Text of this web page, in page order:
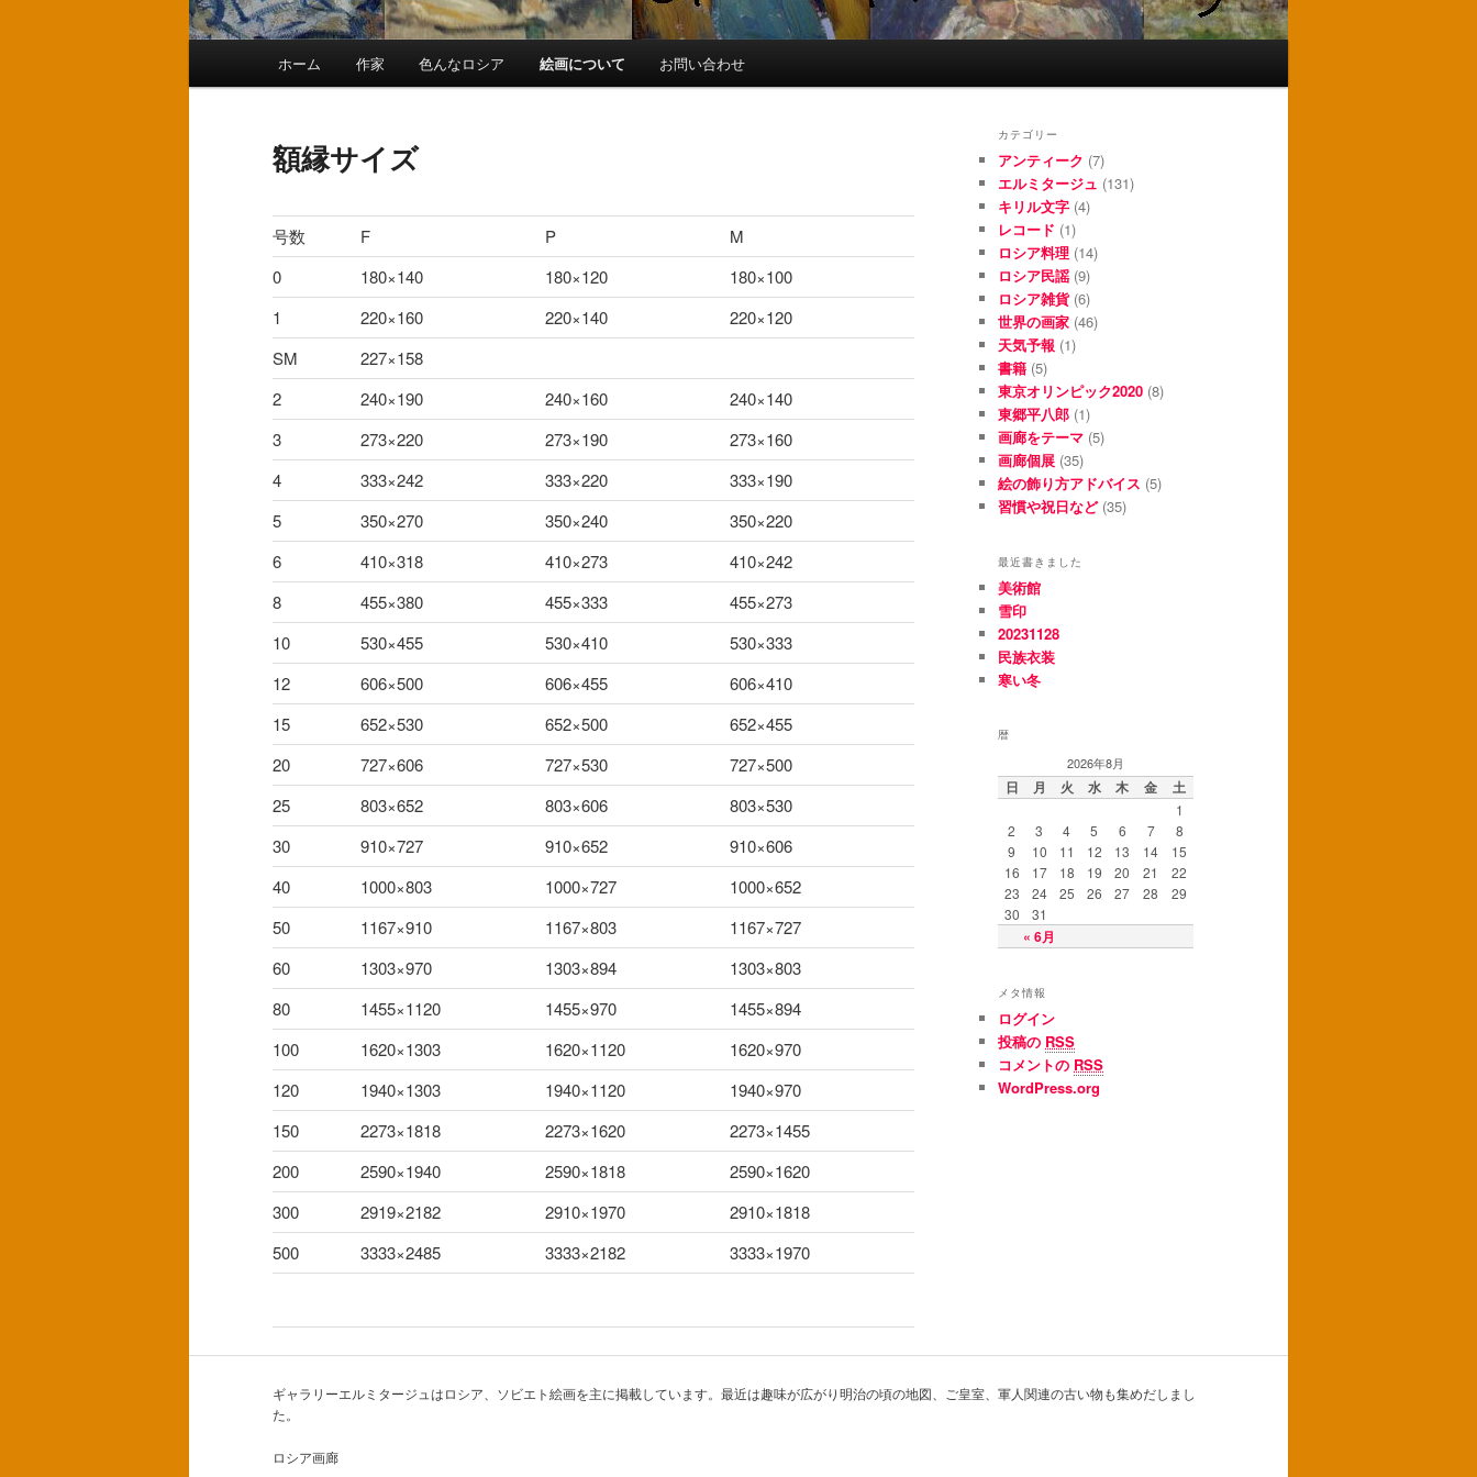
メ
ン
コ
テ
へ
ホーム 作家 色んなロシア 絵画について お問い合わせ
額縁サイズ
号数 F P
M
0
180×140 180×120
180×100
1
220×160 220×140
220×120
SM
227×158
2
240×190 240×160
240×140
3
273×220 273×190
273×160
4
333×242 333×220
333×190
5
350×270 350×240
350×220
6
410×318 410×273
410×242
8
455×380 455×333
455×273
10
530×455 530×410
530×333
12
606×500 606×455
606×410
15
652×530 652×500
652×455
20
727×606 727×530
727×500
25
803×652 803×606
803×530
30
910×727 910×652
910×606
40
1000×803 1000×727
1000×652
50
1167×910 1167×803
1167×727
60
1303×970 1303×894
1303×803
80
1455×1120 1455×970
1455×894
100
1620×1303 1620×1120
1620×970
120
1940×1303 1940×1120
1940×970
150
2273×1818 2273×1620
2273×1455
200
2590×1940 2590×1818
2590×1620
300
2919×2182 2910×1970
2910×1818
500
3333×2485 3333×2182 3333×1970
カテゴリー
アンティーク (7)
エルミタージュ (131)
キリル文字 (4)
レコード (1)
ロシア料理 (14)
ロシア民謡 (9)
ロシア雑貨(6)
世界の画家 (46)
天気予報 (1)
書籍 (5)
東京オリンピック2020 (8)
東郷平八郎 (1)
画廊をテーマ (5)
画廊個展 (35)
絵の飾り方アドバイス (5)
習慣や祝日など(35)
最近書きました
美術館
雪印
20231128
民族衣装
寒い冬
暦
2026年8月
日 月 火 水 木 金 土
« 6月
1
2
3 4 5 6 7
8
9
10 11 12 13 14
15
16
17 18 19 20 21
22
23
24 25 26 27 28
29
30
31
メタ情報
ログイン
投稿の RSS
コメントの RSS
WordPress.org
ギャラリーエルミタージュはロシア、ソビエト絵画を主に掲載しています。最近は趣味が広がり明治の頃の地図、ご皇室、軍人関連の古い物も集めだしまし
た。
ロシア画廊